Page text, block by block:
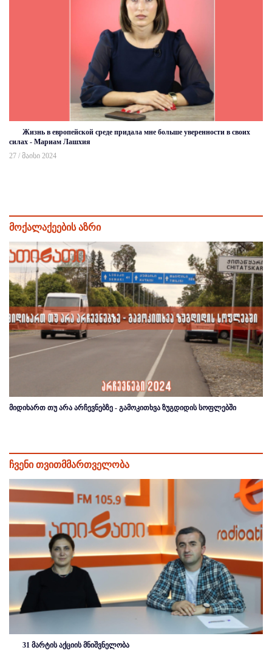
Жизнь в европейской среде придала мне больше уверенности в своих
силах - Мариам Лашхия
27 / მაისი 2024
მოქალაქეების აზრი
მიდიხართ თუ არა არჩევნებზე - გამოკითხვა ზუგდიდის სოფლებში
ჩვენი თვითმმართველობა
31 მარტის აქციის მნიშვნელობა